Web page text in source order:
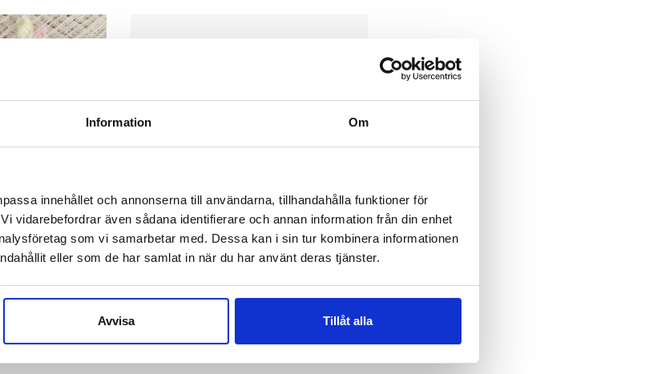
Information Om
innehållet och annonserna till användarna, tillhandahålla funktioner för
vidarebefordrar även sådana identifierare och annan information från din enhet
som vi samarbetar med. Dessa kan i sin tur kombinera informationen
eller som de har samlat in när du har använt deras tjänster.
Avvisa Tillåt alla